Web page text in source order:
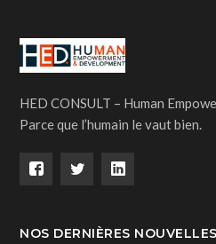
HED CONSULT – Human
Parce que l’humain le vaut bien.
NOS DERNIÈRES NOUVELLES